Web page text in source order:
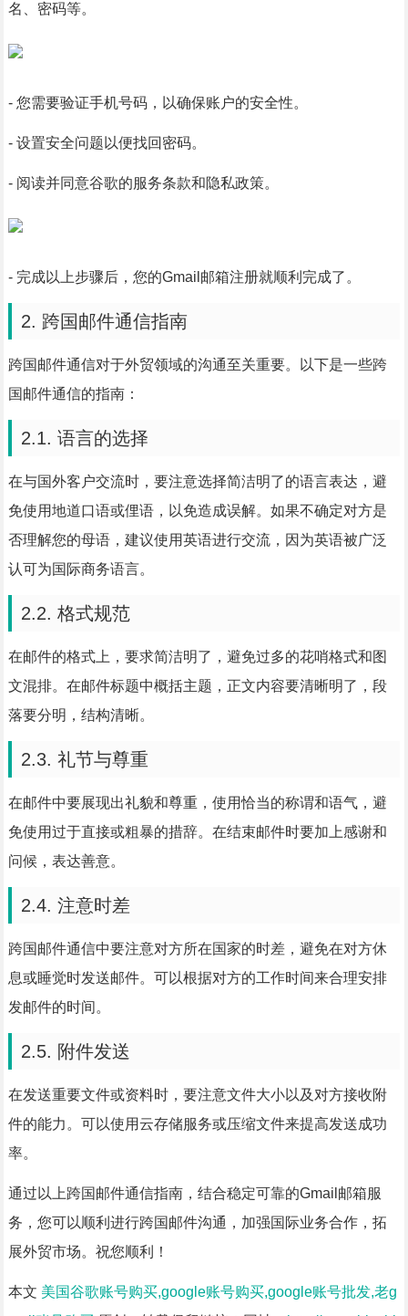
名、密码等。
- 您需要验证手机号码，以确保账户的安全性。
- 设置安全问题以便找回密码。
- 阅读并同意谷歌的服务条款和隐私政策。
- 完成以上步骤后，您的Gmail邮箱注册就顺利完成了。
2. 跨国邮件通信指南
跨国邮件通信对于外贸领域的沟通至关重要。以下是一些跨
国邮件通信的指南：
2.1. 语言的选择
在与国外客户交流时，要注意选择简洁明了的语言表达，避
免使用地道口语或俚语，以免造成误解。如果不确定对方是
否理解您的母语，建议使用英语进行交流，因为英语被广泛
认可为国际商务语言。
2.2. 格式规范
在邮件的格式上，要求简洁明了，避免过多的花哨格式和图
文混排。在邮件标题中概括主题，正文内容要清晰明了，段
落要分明，结构清晰。
2.3. 礼节与尊重
在邮件中要展现出礼貌和尊重，使用恰当的称谓和语气，避
免使用过于直接或粗暴的措辞。在结束邮件时要加上感谢和
问候，表达善意。
2.4. 注意时差
跨国邮件通信中要注意对方所在国家的时差，避免在对方休
息或睡觉时发送邮件。可以根据对方的工作时间来合理安排
发邮件的时间。
2.5. 附件发送
在发送重要文件或资料时，要注意文件大小以及对方接收附
件的能力。可以使用云存储服务或压缩文件来提高发送成功
率。
通过以上跨国邮件通信指南，结合稳定可靠的Gmail邮箱服
务，您可以顺利进行跨国邮件沟通，加强国际业务合作，拓
展外贸市场。祝您顺利！
本文 美国谷歌账号购买,google账号购买,google账号批发,老g